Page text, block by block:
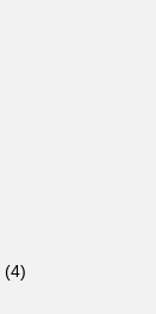
(4)